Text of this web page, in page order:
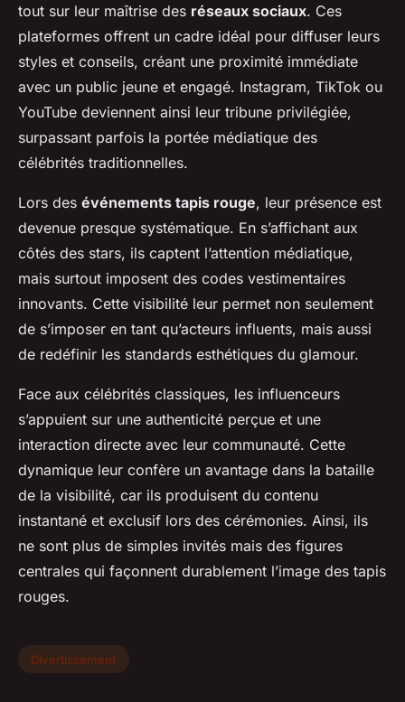
tout sur leur maîtrise des réseaux sociaux. Ces
plateformes offrent un cadre idéal pour diffuser leurs
styles et conseils, créant une proximité immédiate
avec un public jeune et engagé. Instagram, TikTok ou
YouTube deviennent ainsi leur tribune privilégiée,
surpassant parfois la portée médiatique des
célébrités traditionnelles.
Lors des événements tapis rouge, leur présence est
devenue presque systématique. En s’affichant aux
côtés des stars, ils captent l’attention médiatique,
mais surtout imposent des codes vestimentaires
innovants. Cette visibilité leur permet non seulement
de s’imposer en tant qu’acteurs influents, mais aussi
de redéfinir les standards esthétiques du glamour.
Face aux célébrités classiques, les influenceurs
s’appuient sur une authenticité perçue et une
interaction directe avec leur communauté. Cette
dynamique leur confère un avantage dans la bataille
de la visibilité, car ils produisent du contenu
instantané et exclusif lors des cérémonies. Ainsi, ils
ne sont plus de simples invités mais des figures
centrales qui façonnent durablement l’image des tapis
rouges.
Divertissement